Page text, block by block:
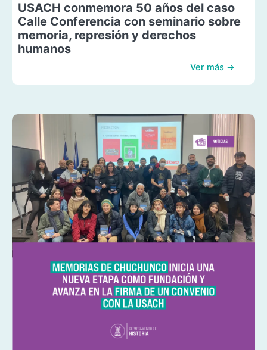
USACH conmemora 50 años del caso
Calle Conferencia con seminario sobre
memoria, represión y derechos
humanos
Ver más →